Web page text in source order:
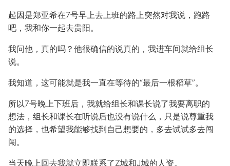
起因是郑亚希在7号早上去上班的路上突然对我说，跑路
吧，我和你一起去贵阳。
我问他，真的吗？他很确信的说真的，我进车间就给组长
说。
我知道，这可能就是我一直在等待的“最后一根稻草”。
所以7号晚上下班后，我就给组长和课长说了我要离职的
想法，组长和课长在听说后也没有说什么，只是说尊重我
的选择，也希望我能够找到自己想要的，多去试试多去闯
闯。
当天晚上回去我就立即联系了Z城和J城的人资。